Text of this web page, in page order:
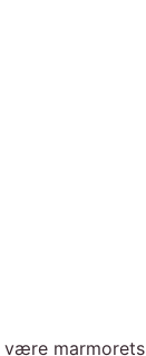
være marmorets